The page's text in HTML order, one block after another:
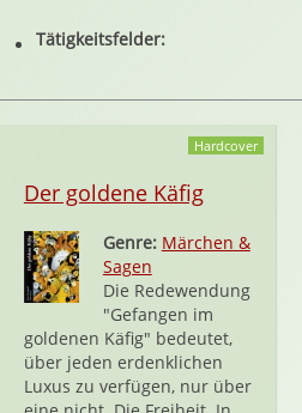
Tätigkeitsfelder:
Hardcover
Der goldene Käfig
Genre: Märchen &
Sagen
Die Redewendung
"Gefangen im
goldenen Käfig" bedeutet,
über jeden erdenklichen
Luxus zu verfügen, nur über